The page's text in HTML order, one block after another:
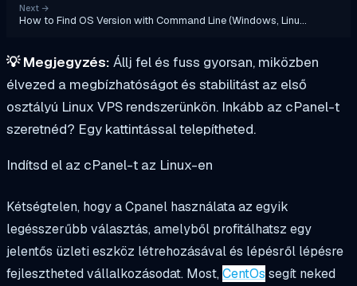
Next →
How to Find OS Version with Command Line (Windows, Linu…
💡Megjegyzés: Állj fel és fuss gyorsan, miközben
élvezed a megbízhatóságot és stabilitást az első
osztályú Linux VPS rendszerünkön. Inkább az cPanel-t
szeretnéd? Egy kattintással telepítheted.
Indítsd el az cPanel-t az Linux-en
Kétségtelen, hogy a Cpanel használata az egyik
legésszerűbb választás, amelyből profitálhatsz egy
jelentős üzleti eszköz létrehozásával és lépésről lépésre
fejlesztheted vállalkozásodat. Most, CentOs segít neked